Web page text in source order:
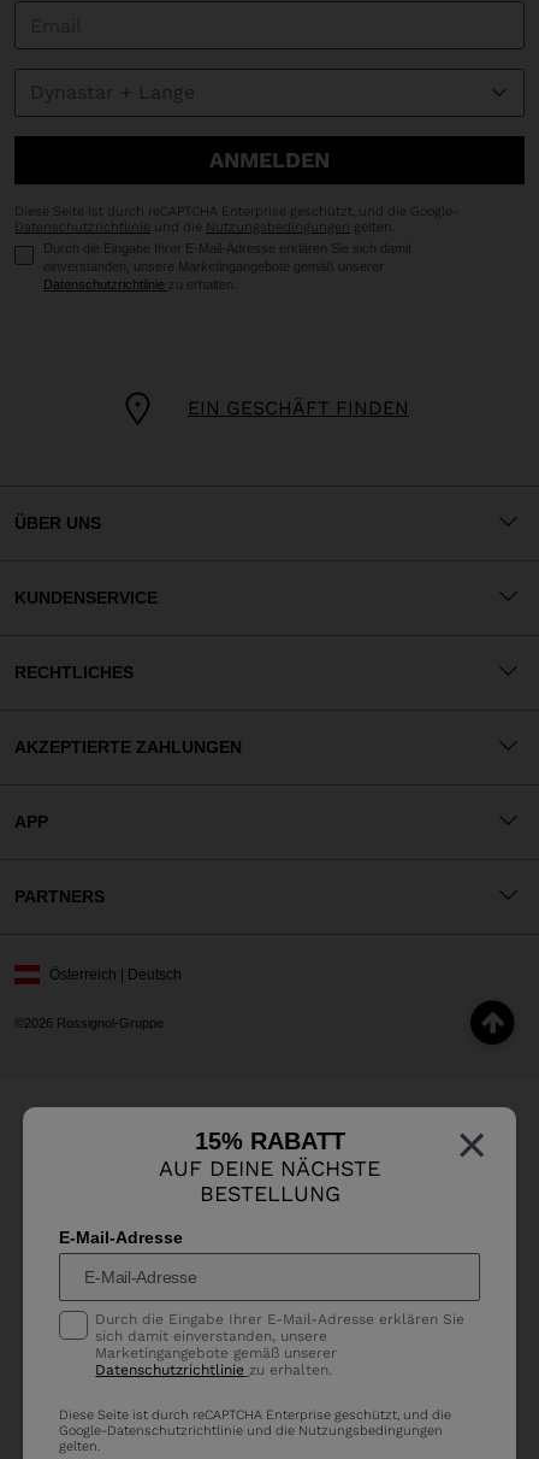
×
15% RABATT
AUF DEINE NÄCHSTE
BESTELLUNG
E-Mail-Adresse
Durch die Eingabe Ihrer E-Mail-Adresse erklären Sie
sich damit einverstanden, unsere
Marketingangebote gemäß unserer
Datenschutzrichtlinie zu erhalten.
Diese Seite ist durch reCAPTCHA Enterprise geschützt, und die
Google-Datenschutzrichtlinie und die Nutzungsbedingungen
gelten.
EIN GESCHÄFT FINDEN
ANMELDEN
Diese Seite ist durch reCAPTCHA Enterprise geschützt, und die Google-
Datenschutzrichtlinie und die Nutzungsbedingungen gelten.
Durch die Eingabe Ihrer E-Mail-Adresse erklären Sie sich damit
einverstanden, unsere Marketingangebote gemäß unserer
Datenschutzrichtlinie zu erhalten.
ÜBER UNS
KUNDENSERVICE
RECHTLICHES
AKZEPTIERTE ZAHLUNGEN
APP
PARTNERS
©2026 Rossignol-Gruppe
Österreich | Deutsch